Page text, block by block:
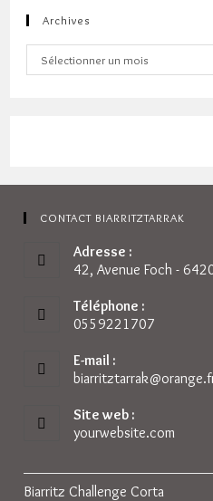
Archives
Archives
Sélectionner un mois
CONTACT BIARRITZTARRAK
Adresse :
42, Avenue Foch -
Téléphone :
0559221707
E-mail :
Site web :
yourwebsite.com
Biarritz Challenge Corta